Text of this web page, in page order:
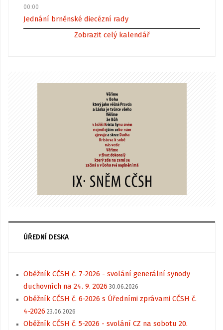
00:00
Jednání brněnské diecézní rady
Zobrazit celý kalendář
ÚŘEDNÍ DESKA
Oběžník CČSH č. 7-2026 - svolání generální synody
duchovních na 24. 9. 2026 30.06.2026
Oběžník CČSH č. 6-2026 s Úředními zprávami CČSH č.
4-2026 23.06.2026
Oběžník CČSH č. 5-2026 - svolání CZ na sobotu 20.